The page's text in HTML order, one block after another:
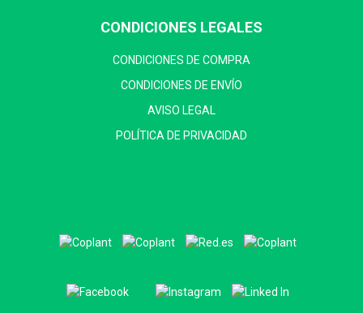
CONDICIONES LEGALES
CONDICIONES DE COMPRA
CONDICIONES DE ENVÍO
AVISO LEGAL
POLÍTICA DE PRIVACIDAD